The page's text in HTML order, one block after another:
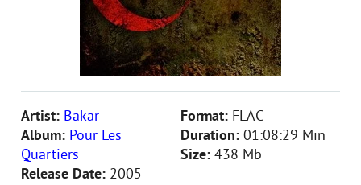
Artist: Bakar
Album: Pour Les
Quartiers
Release Date: 2005
Format: FLAC
Duration: 01:08:29 Min
Size: 438 Mb